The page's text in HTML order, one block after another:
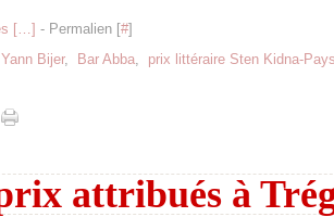
[…] - Permalien [#]
Yann Bijer, Bar Abba, prix littéraire Sten Kidna-
attribués à